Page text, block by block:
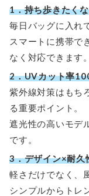
1．持ち歩きたく
毎日バッグに入れ
スマートに携帯で
なく対応できます。
2．UVカット率
紫外線対策はもち
る重要ポイント。
遮光性の高いモデ
です。
3．デザイン×耐久
軽さだけでなく、
シンプルからトレ